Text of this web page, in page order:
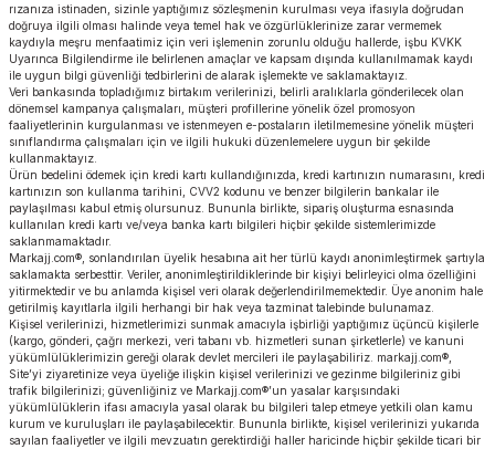
rızanıza istinaden, sizinle yaptığımız sözleşmenin kurulması veya ifasıyla doğrudan
doğruya ilgili olması halinde veya temel hak ve özgürlüklerinize zarar vermemek
kaydıyla meşru menfaatimiz için veri işlemenin zorunlu olduğu hallerde, işbu KVKK
Uyarınca Bilgilendirme ile belirlenen amaçlar ve kapsam dışında kullanılmamak kaydı
ile uygun bilgi güvenliği tedbirlerini de alarak işlemekte ve saklamaktayız.
Veri bankasında topladığımız birtakım verilerinizi, belirli aralıklarla gönderilecek olan
dönemsel kampanya çalışmaları, müşteri profillerine yönelik özel promosyon
faaliyetlerinin kurgulanması ve istenmeyen e-postaların iletilmemesine yönelik müşteri
sınıflandırma çalışmaları için ve ilgili hukuki düzenlemelere uygun bir şekilde
kullanmaktayız.
Ürün bedelini ödemek için kredi kartı kullandığınızda, kredi kartınızın numarasını, kredi
kartınızın son kullanma tarihini, CVV2 kodunu ve benzer bilgilerin bankalar ile
paylaşılması kabul etmiş olursunuz. Bununla birlikte, sipariş oluşturma esnasında
kullanılan kredi kartı ve/veya banka kartı bilgileri hiçbir şekilde sistemlerimizde
saklanmamaktadır.
Markajj.com®, sonlandırılan üyelik hesabına ait her türlü kaydı anonimleştirmek şartıyla
saklamakta serbesttir. Veriler, anonimleştirildiklerinde bir kişiyi belirleyici olma özelliğini
yitirmektedir ve bu anlamda kişisel veri olarak değerlendirilmemektedir. Üye anonim hale
getirilmiş kayıtlarla ilgili herhangi bir hak veya tazminat talebinde bulunamaz.
Kişisel verilerinizi, hizmetlerimizi sunmak amacıyla işbirliği yaptığımız üçüncü kişilerle
(kargo, gönderi, çağrı merkezi, veri tabanı vb. hizmetleri sunan şirketlerle) ve kanuni
yükümlülüklerimizin gereği olarak devlet mercileri ile paylaşabiliriz. markajj.com®,
Site’yi ziyaretinize veya üyeliğe ilişkin kişisel verilerinizi ve gezinme bilgileriniz gibi
trafik bilgilerinizi; güvenliğiniz ve Markajj.com®’un yasalar karşısındaki
yükümlülüklerin ifası amacıyla yasal olarak bu bilgileri talep etmeye yetkili olan kamu
kurum ve kuruluşları ile paylaşabilecektir. Bununla birlikte, kişisel verilerinizi yukarıda
sayılan faaliyetler ve ilgili mevzuatın gerektirdiği haller haricinde hiçbir şekilde ticari bir